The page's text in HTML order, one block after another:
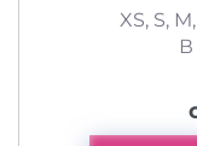
XS, S,
В